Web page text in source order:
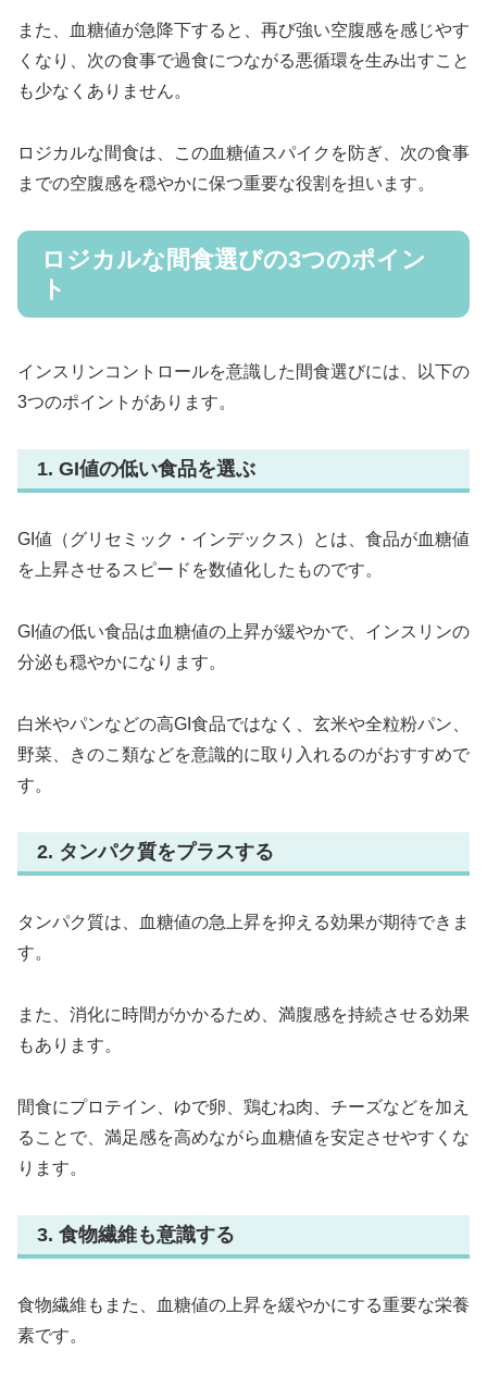
また、血糖値が急降下すると、再び強い空腹感を感じやす
くなり、次の食事で過食につながる悪循環を生み出すこと
も少なくありません。
ロジカルな間食は、この血糖値スパイクを防ぎ、次の食事
までの空腹感を穏やかに保つ重要な役割を担います。
ロジカルな間食選びの3つのポイン
ト
インスリンコントロールを意識した間食選びには、以下の
3つのポイントがあります。
1. GI値の低い食品を選ぶ
GI値（グリセミック・インデックス）とは、食品が血糖値
を上昇させるスピードを数値化したものです。
GI値の低い食品は血糖値の上昇が緩やかで、インスリンの
分泌も穏やかになります。
白米やパンなどの高GI食品ではなく、玄米や全粒粉パン、
野菜、きのこ類などを意識的に取り入れるのがおすすめで
す。
2. タンパク質をプラスする
タンパク質は、血糖値の急上昇を抑える効果が期待できま
す。
また、消化に時間がかかるため、満腹感を持続させる効果
もあります。
間食にプロテイン、ゆで卵、鶏むね肉、チーズなどを加え
ることで、満足感を高めながら血糖値を安定させやすくな
ります。
3. 食物繊維も意識する
食物繊維もまた、血糖値の上昇を緩やかにする重要な栄養
素です。